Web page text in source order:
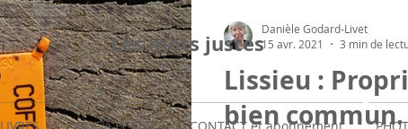
Les mots justes
Lissieu :
bien commun.
Danièle Godard-Livet
15 avr. 2021
3 min de